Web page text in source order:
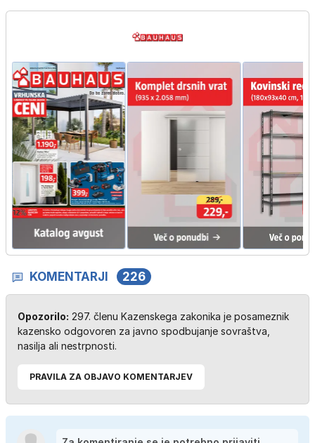
KOMENTARJI 226
Opozorilo: 297. členu Kazenskega zakonika je posameznik
kazensko odgovoren za javno spodbujanje sovraštva,
nasilja ali nestrpnosti.
PRAVILA ZA OBJAVO KOMENTARJEV